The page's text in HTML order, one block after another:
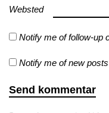
Websted
Notify me of follow-up
Notify me of new